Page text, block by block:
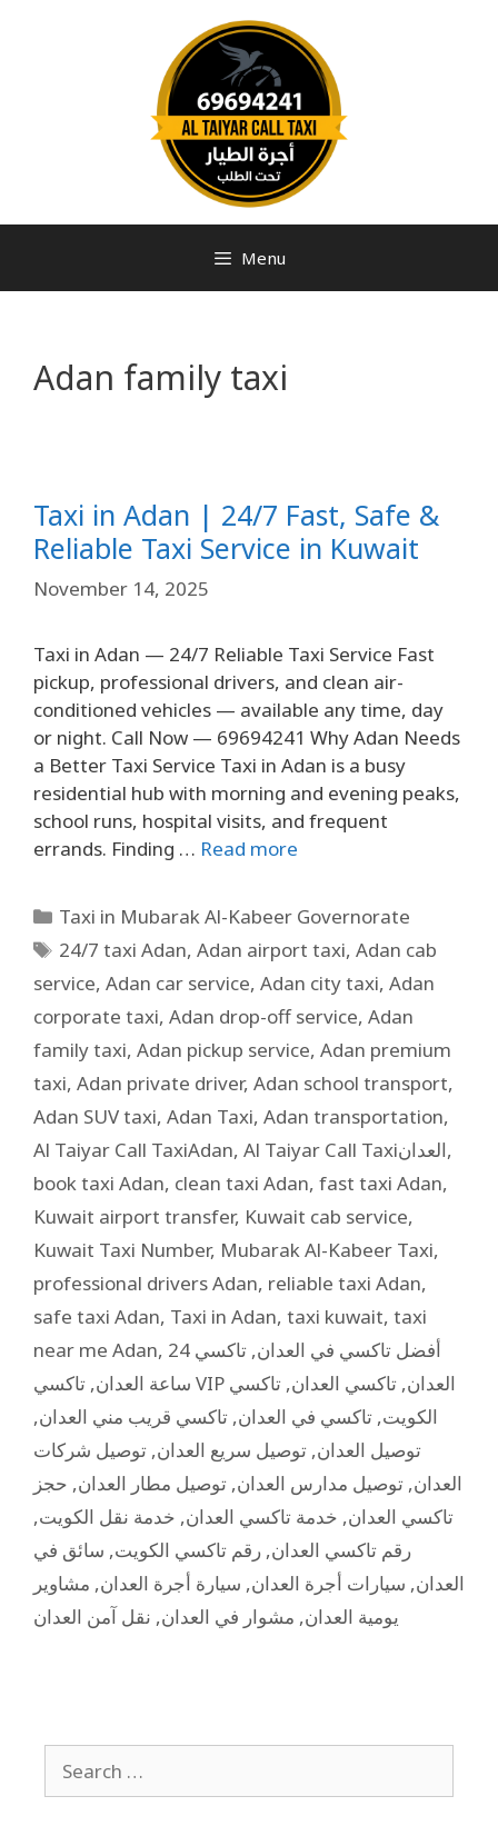
Menu
Adan family taxi
Taxi in Adan | 24/7 Fast, Safe &
Reliable Taxi Service in Kuwait
November 14, 2025
Taxi in Adan — 24/7 Reliable Taxi Service Fast
pickup, professional drivers, and clean air-
conditioned vehicles — available any time, day
or night. Call Now — 69694241 Why Adan Needs
a Better Taxi Service Taxi in Adan is a busy
residential hub with morning and evening peaks,
school runs, hospital visits, and frequent
errands. Finding … Read more
Taxi in Mubarak Al-Kabeer Governorate
24/7 taxi Adan,Adan airport taxi,Adan cab
service, Adan car service, Adan city taxi, Adan
corporate taxi, Adan drop-off service, Adan
family taxi, Adan pickup service, Adan premium
taxi, Adan private driver, Adan school transport,
Adan SUV taxi, Adan Taxi, Adan transportation,
Al Taiyar Call TaxiAdan, Al Taiyar Call Taxiالعدان,
book taxi Adan, clean taxi Adan, fast taxi Adan,
Kuwait airport transfer, Kuwait cab service,
Kuwait Taxi Number, Mubarak Al-Kabeer Taxi,
professional drivers Adan, reliable taxi Adan,
safe taxi Adan, Taxi in Adan, taxi kuwait, taxi
near me Adan, أفضل تاكسي في العدان,
تاكسي 24
ساعة العدان, تاكسي VIP العدان, تاكسي العدان, تاكسي
الكويت, تاكسي في العدان, تاكسي قريب مني العدان,
توصيل العدان, توصيل سريع العدان, توصيل شركات
العدان, توصيل مدارس العدان, توصيل مطار العدان, حجز
تاكسي العدان, خدمة تاكسي العدان, خدمة نقل الكويت,
رقم تاكسي العدان, رقم تاكسي الكويت, سائق في
العدان, سيارات أجرة العدان, سيارة أجرة العدان, مشاوير
يومية العدان, مشوار في العدان, نقل آمن العدان